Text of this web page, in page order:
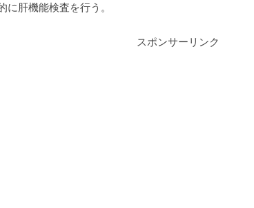
に肝機能検査を行う。
スポンサーリンク